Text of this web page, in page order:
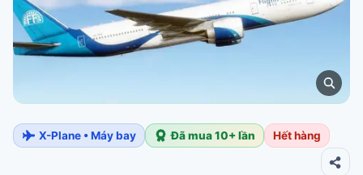
X-Plane • Máy bay Đã mua 10+ lần Hết hàng